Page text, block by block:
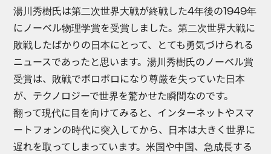
湯川秀樹氏は第二次世界大戦が終戦した4年後の1949年
にノーベル物理学賞を受賞しました。第二次世界大戦に
敗戦したばかりの日本にとって、とても勇気づけられる
ニュースであったと思います。湯川秀樹氏のノーベル賞
受賞は、敗戦でボロボロになり尊厳を失っていた日本
が、テクノロジーで世界を驚かせた瞬間なのです。
翻って現代に目を向けてみると、インターネットやスマ
ートフォンの時代に突入してから、日本は大きく世界に
遅れを取ってしまっています。米国や中国、急成長する